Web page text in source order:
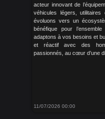
acteur innovant de
véhicules légers, utilitaires
évoluons vers un
bénéfique pour
adaptons à vos besoins et
et réactif avec des
passionnés, au cœur d’une
11/07/2026 00:00